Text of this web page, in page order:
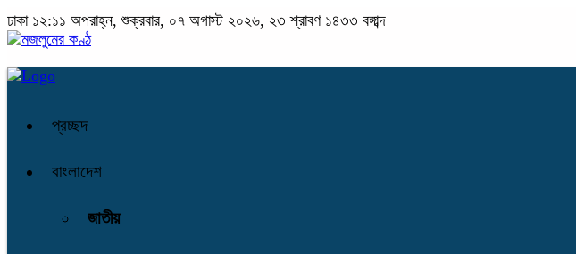
ঢাকা ১২:১১ অপরাহ্ন, শুক্রবার, ০৭ অগাস্ট ২০২৬, ২৩ শ্রাবণ ১৪৩৩ বঙ্গাব্দ
প্রচ্ছদ
বাংলাদেশ
জাতীয়